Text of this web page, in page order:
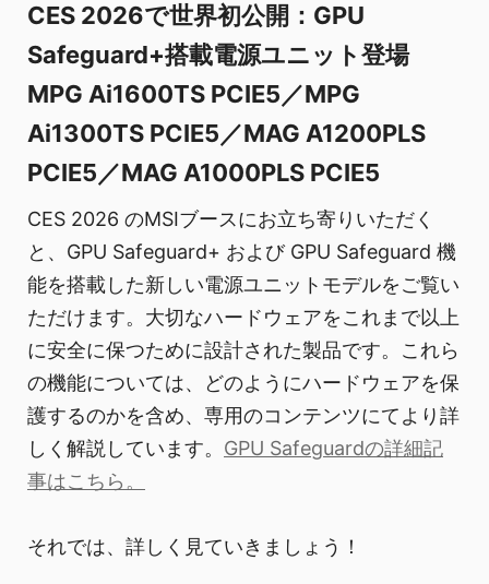
CES 2026で世界初公開：GPU
Safeguard+搭載電源ユニット登場
MPG Ai1600TS PCIE5／MPG
Ai1300TS PCIE5／MAG A1200PLS
PCIE5／MAG A1000PLS PCIE5
CES 2026 のMSIブースにお立ち寄りいただく
と、GPU Safeguard+ および GPU Safeguard 機
能を搭載した新しい電源ユニットモデルをご覧い
ただけます。大切なハードウェアをこれまで以上
に安全に保つために設計された製品です。これら
の機能については、どのようにハードウェアを保
護するのかを含め、専用のコンテンツにてより詳
しく解説しています。 GPU Safeguardの詳細記
事はこちら。
それでは、詳しく見ていきましょう！